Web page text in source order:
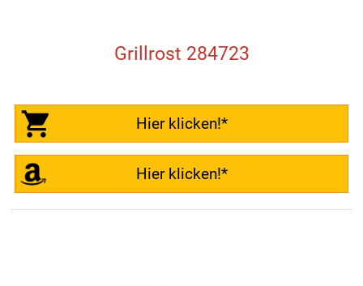
Grillrost 284723
Hier klicken!*
Hier klicken!*